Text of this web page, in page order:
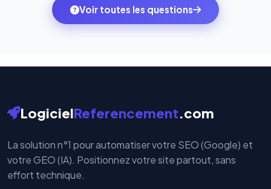
votre historique.
monde. Vos données bancaires ne transitent jamais
par nos serveurs — elles sont gérées directement et
Voir toutes les questions
LogicielReferencement.com
La solution n°1 pour automatiser votre SEO (Google) et
votre GEO (IA). Positionnez votre site partout, sans
effort technique.